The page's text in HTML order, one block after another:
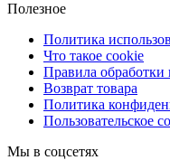
Полезное
Политика
Что такое cookie
Правила
Возврат товара
Политика
Пользовательское
Мы в соцсетях